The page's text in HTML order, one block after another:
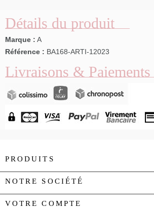
Détails du produit
Marque : A
Référence : BA168-ARTI-12023
Livraisons & Paiements
PRODUITS
NOTRE SOCIÉTÉ
VOTRE COMPTE